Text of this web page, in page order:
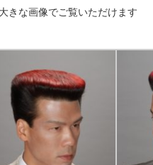
きな画像でご覧いただけます